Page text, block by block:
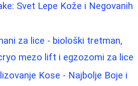
Svet Lepe Kože i Negovanih
za lice - biološki tretman,
mezo lift i egzozomi za lice
Kose - Najbolje Boje i